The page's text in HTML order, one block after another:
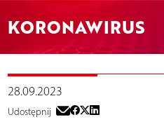
KORONAWIRUS
28.09.2023
Udostępnij